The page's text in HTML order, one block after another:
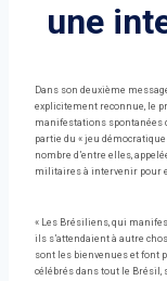
une
Dans son deuxième
explicitement reconnue, le
manifestations spontanées
partie du « jeu
nombre d’entre elles,
militaires à intervenir pour
« Les Brésiliens, qui
ils s’attendaient à autre
sont les bienvenues et font
célébrés dans tout le Brésil,